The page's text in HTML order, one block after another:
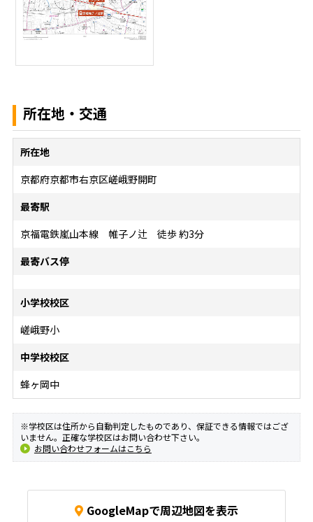
所在地・交通
所在地
京都府京都市右京区嵯峨野開町
最寄駅
京福電鉄嵐山本線 帷子ノ辻 徒歩 約3分
最寄バス停
小学校校区
嵯峨野小
中学校校区
蜂ヶ岡中
※学校区は住所から自動判定したものであり、保証できる情報ではござ
いません。正確な学校区はお問い合わせ下さい。
お問い合わせフォームはこちら
GoogleMapで周辺地図を表示